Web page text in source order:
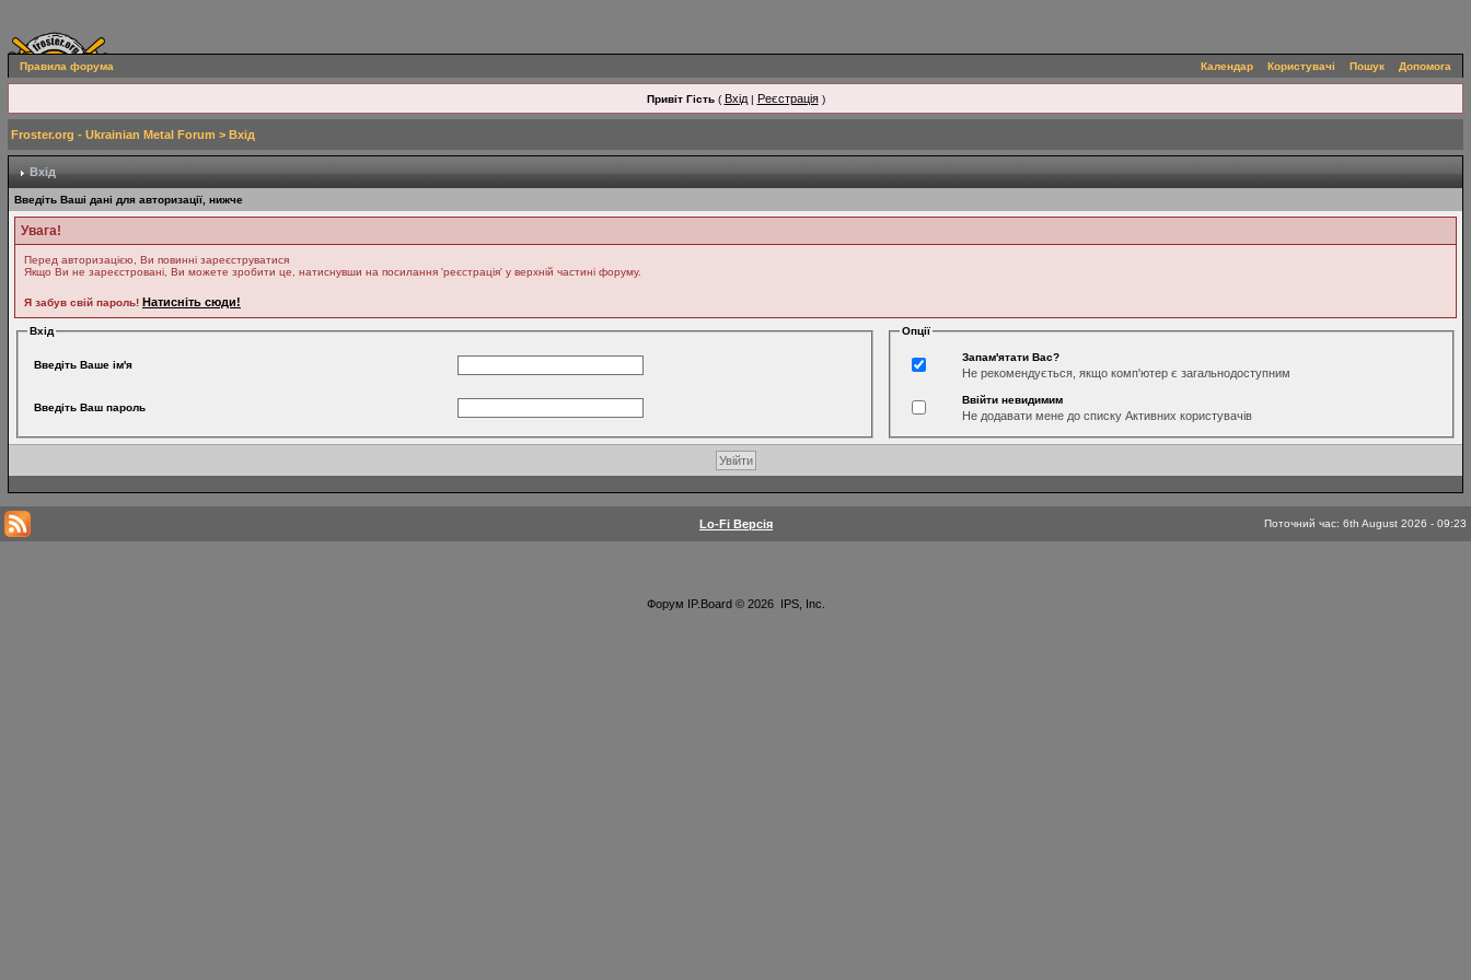
Правила форума Календар Користувачі Пошук Допомога
Привіт Гість( Вхід| Реєстрація)
Froster.org - Ukrainian Metal Forum > Вхід
Вхід
Введіть Ваші дані для авторизації, нижче
Увага!
Перед авторизацією, Ви повинні зареєструватися
Якщо Ви не зареєстровані, Ви можете зробити це, натиснувши на посилання 'реєстрація' у верхній частині форуму.
Я забув свій пароль! Натисніть сюди!
Вхід
Введіть Ваше ім'я
Введіть Ваш пароль
Опції
Запам'ятати Вас?
Не рекомендується, якщо комп'ютер є загальнодоступним
Ввійти невидимим
Не додавати мене до списку Активних користувачів
Lo-Fi Версія Поточний час: 6th August 2026 - 09:23
Форум IP.Board© 2026 IPS, Inc